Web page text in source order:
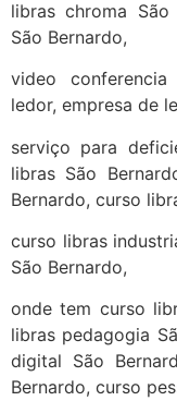
libras chroma
São Bernardo,
video
ledor, empresa de
serviço para
libras São
Bernardo, curso
curso libras
São Bernardo,
onde tem curso
libras pedagogia
digital São
Bernardo, curso